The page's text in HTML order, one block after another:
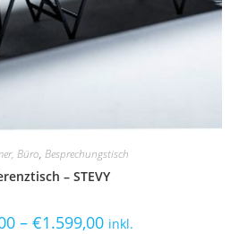
Büro, Besprechungstisch
– STEVY
– €1.599,00 inkl.